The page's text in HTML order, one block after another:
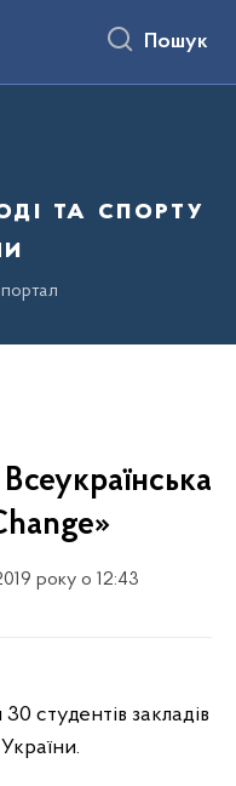
Пошук
та спорту
року о 12:43
студентів закладів